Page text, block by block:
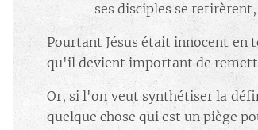
ses disciples se
Pourtant Jésus était innocent en
qu'il devient important de
Or, si l'on veut synthétiser la
quelque chose qui est un piège